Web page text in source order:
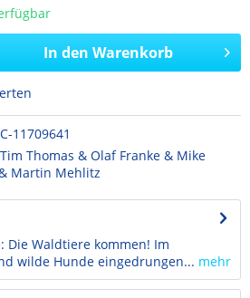
In den Warenkorb
C-11709641
Tim Thomas & Olaf Franke & Mike
Martin Mehlitz
Die Waldtiere kommen! Im
wilde Hunde eingedrungen... mehr